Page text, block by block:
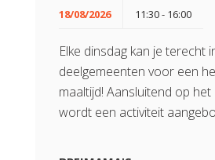
18/08/2026 11:30 - 16:00
Elke dinsdag kan je terecht
deelgemeenten voor een
maaltijd! Aansluitend op het
wordt een activiteit